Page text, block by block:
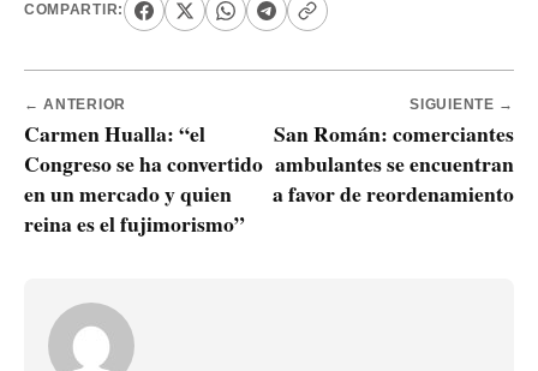
COMPARTIR:
← ANTERIOR
Carmen Hualla: “el
Congreso se ha convertido
en un mercado y quien
reina es el fujimorismo”
SIGUIENTE →
San Román: comerciantes
ambulantes se encuentran
a favor de reordenamiento